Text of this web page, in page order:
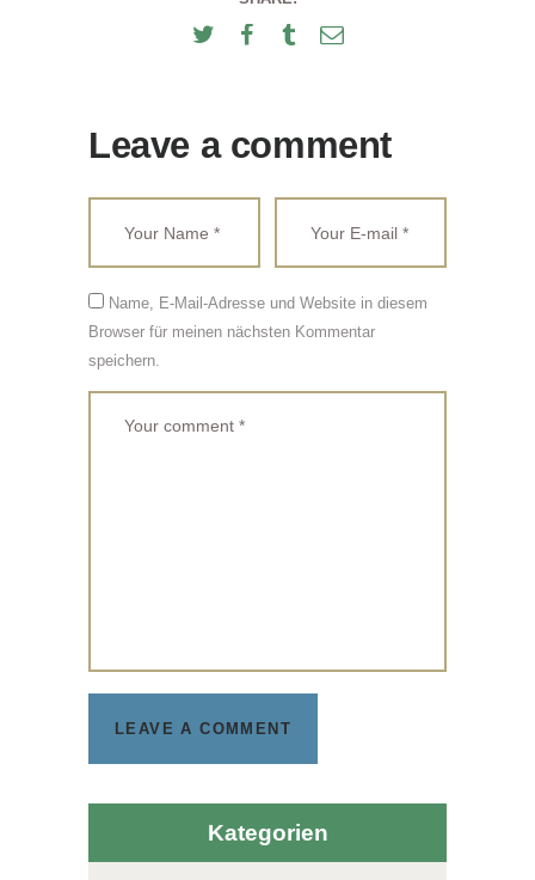
Leave a comment
Name, E-Mail-Adresse und Website in diesem
Browser für meinen nächsten Kommentar
speichern.
Kategorien